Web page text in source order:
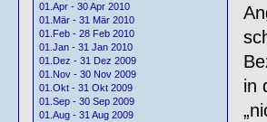
01.Apr - 30 Apr 2010
01.Mär - 31 Mär 2010
01.Feb - 28 Feb 2010
01.Jan - 31 Jan 2010
01.Dez - 31 Dez 2009
01.Nov - 30 Nov 2009
01.Okt - 31 Okt 2009
01.Sep - 30 Sep 2009
01.Aug - 31 Aug 2009
in